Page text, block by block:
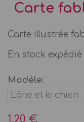
Carte
Carte illustrée
En stock
Modéle:
1,20 €